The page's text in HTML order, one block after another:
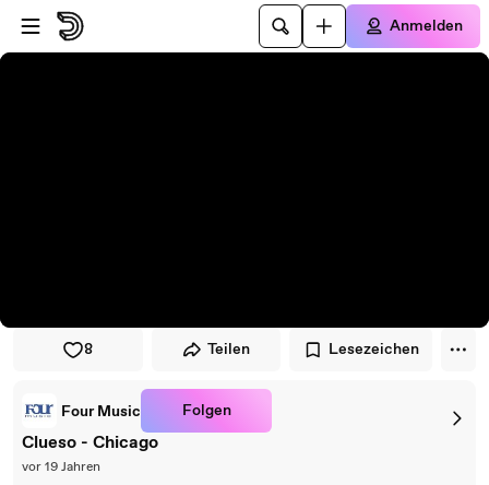
Zum Player springen
Zum Hauptinhalt springen
Anmelden
8 Teilen Lesezeichen
Four Music Folgen
Clueso - Chicago
vor 19 Jahren